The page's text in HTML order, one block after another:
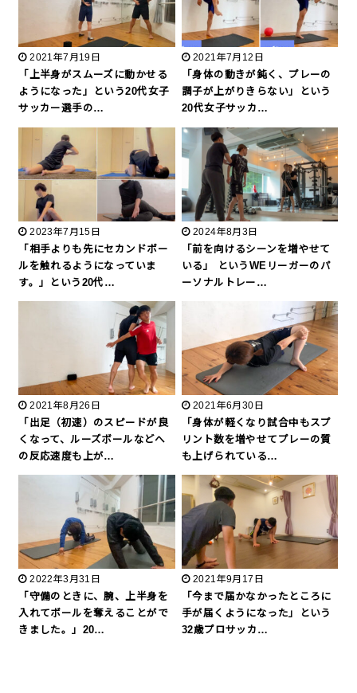
2021年7月19日
「上半身がスムーズに動かせる
ようになった」という20代女子
サッカー選手の…
2021年7月12日
「身体の動きが鈍く、プレーの
調子が上がりきらない」という
20代女子サッカ…
2023年7月15日
「相手よりも先にセカンドボー
ルを触れるようになっていま
す。」という20代…
2024年8月3日
「前を向けるシーンを増やせて
いる」 というWEリーガーのパ
ーソナルトレー…
2021年8月26日
「出足（初速）のスピードが良
くなって、ルーズボールなどへ
の反応速度も上が…
2021年6月30日
「身体が軽くなり試合中もスプ
リント数を増やせてプレーの質
も上げられている…
2022年3月31日
「守備のときに、腕、上半身を
入れてボールを奪えることがで
きました。」20…
2021年9月17日
「今まで届かなかったところに
手が届くようになった」という
32歳プロサッカ…